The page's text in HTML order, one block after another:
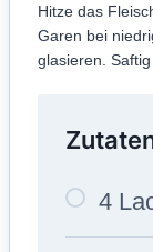
Hitze das
Garen bei
glasieren.
4